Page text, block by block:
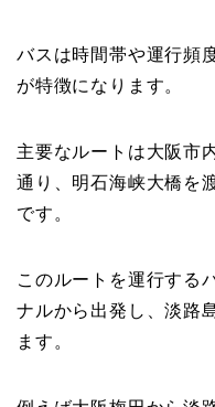
バスは時間帯や運行頻
が特徴になります。
主要なルートは大阪市
通り、明石海峡大橋を
です。
このルートを運行する
ナルから出発し、淡路
ます。